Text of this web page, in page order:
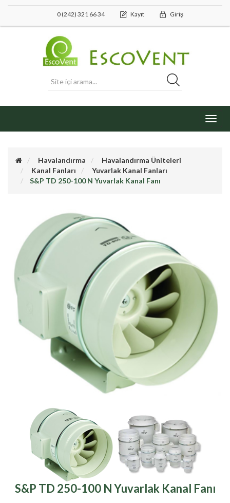
0 (242) 321 66 34 Kayıt Giriş
Havalandırma
Havalandırma Üniteleri
Kanal Fanları
Yuvarlak Kanal Fanları
S&P TD 250-100 N Yuvarlak Kanal Fanı
S&P TD 250-100 N Yuvarlak Kanal Fanı